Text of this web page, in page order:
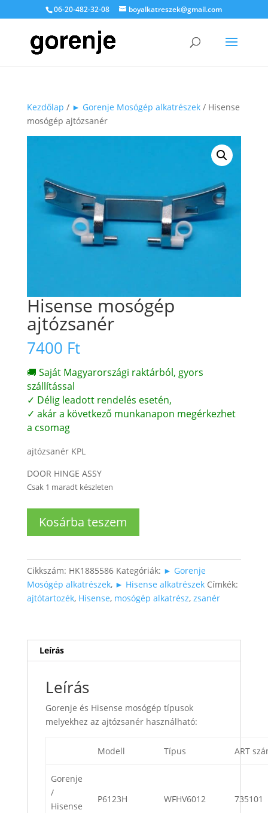
06-20-482-32-08 boyalkatreszek@gmail.com
Kezdőlap / ► Gorenje Mosógép alkatrészek/ Hisense
mosógép ajtózsanér
Hisense mosógép
ajtózsanér
7400 Ft
🚚 Saját Magyarországi raktárból, gyors
szállítással
✓ Délig leadott rendelés esetén,
✓ akár a következő munkanapon megérkezhet
a csomag
ajtózsanér KPL
DOOR HINGE ASSY
Csak 1 maradt készleten
mosógép
Kosárba teszem
Cikkszám: HK1885586 Kategóriák: ► Gorenje
Mosógép alkatrészek, ► Hisense alkatrészek Címkék:
ajtótartozék, Hisense, mosógép alkatrész, zsanér
Leírás
Leírás
Gorenje és Hisense mosógép típusok
melyekhez az ajtózsanér használható:
Modell Típus ART
Gorenje
/
Hisense
P6123H WFHV6012 735101